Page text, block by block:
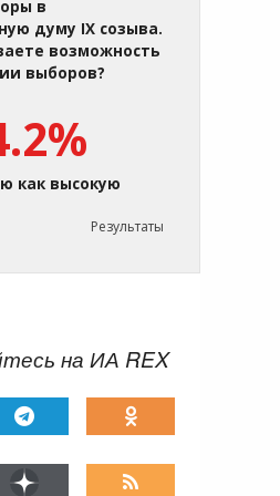
в
думу IX созыва.
возможность
выборов?
как высокую
Результаты
на ИА REX